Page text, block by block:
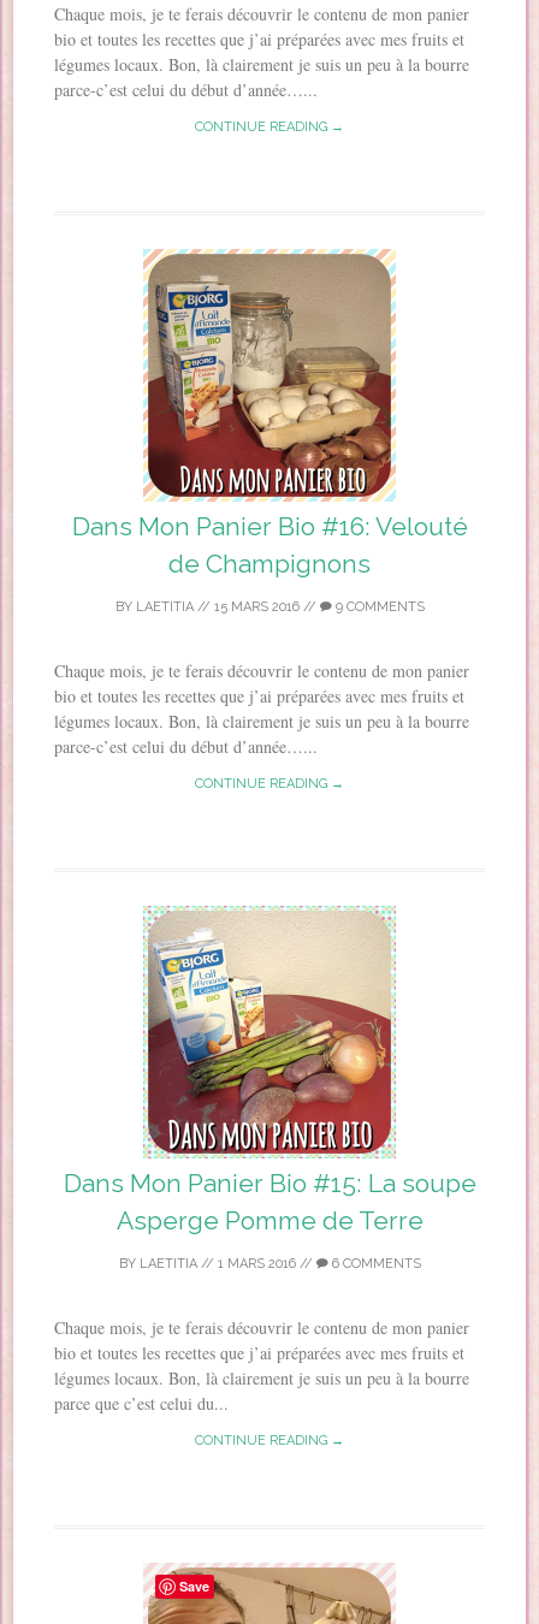
Chaque mois, je te ferais découvrir le contenu de mon panier
bio et toutes les recettes que j’ai préparées avec mes fruits et
légumes locaux. Bon, là clairement je suis un peu à la bourre
parce-c’est celui du début d’année…...
CONTINUE READING →
Dans Mon Panier Bio #16: Velouté
de Champignons
BY LAETITIA// 15 MARS 2016// 9 COMMENTS
Chaque mois, je te ferais découvrir le contenu de mon panier
bio et toutes les recettes que j’ai préparées avec mes fruits et
légumes locaux. Bon, là clairement je suis un peu à la bourre
parce-c’est celui du début d’année…...
CONTINUE READING →
Dans Mon Panier Bio #15: La soupe
Asperge Pomme de Terre
BY LAETITIA// 1 MARS 2016// 6 COMMENTS
Chaque mois, je te ferais découvrir le contenu de mon panier
bio et toutes les recettes que j’ai préparées avec mes fruits et
légumes locaux. Bon, là clairement je suis un peu à la bourre
parce que c’est celui du...
CONTINUE READING →
Save